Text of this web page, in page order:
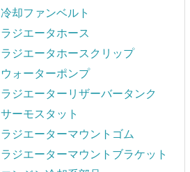
冷却ファンベルト
ラジエータホース
ラジエータホースクリップ
ウォーターポンプ
ラジエーターリザーバータンク
サーモスタット
ラジエーターマウントゴム
ラジエーターマウントブラケット